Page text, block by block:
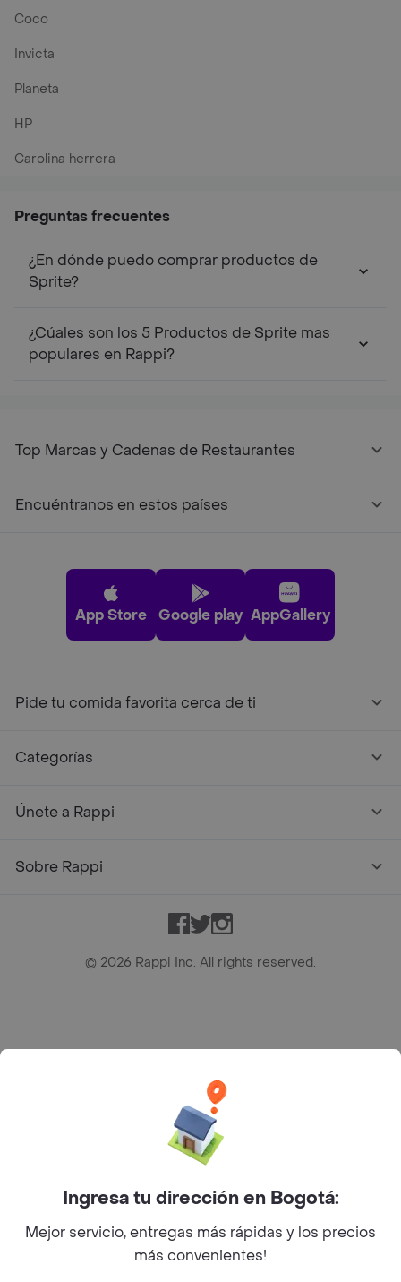
Coco
Invicta
Planeta
HP
Carolina herrera
Preguntas frecuentes
¿En dónde puedo comprar productos de
Sprite?
¿Cúales son los 5 Productos de Sprite mas
populares en Rappi?
Top Marcas y Cadenas de Restaurantes
Encuéntranos en estos países
App Store Google play AppGallery
Pide tu comida favorita cerca de ti
Categorías
Únete a Rappi
Sobre Rappi
Facebook
TwitterInstagram
© 2026 Rappi Inc. All rights reserved.
Bogotá D.C. --- notificacionesrappi@rappi.com
Ingresa tu dirección en Bogotá:
Mejor servicio, entregas más rápidas y los precios
más convenientes!